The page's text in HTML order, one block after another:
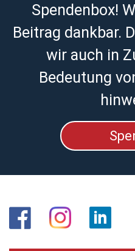
Spendenbox!
Beitrag dankbar.
wir auch in
Bedeutung